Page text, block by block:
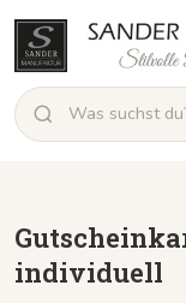
individuell